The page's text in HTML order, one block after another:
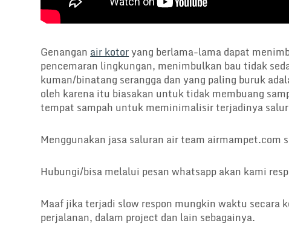
Genangan air kotoryang berlama-lama dapat
pencemaran lingkungan, menimbulkan bau tidak
kuman/binatang serangga dan yang paling buruk
oleh karena itu biasakan untuk tidak membuang
tempat sampah untuk meminimalisir terjadinya
Menggunakan jasa saluran air team airmampet.com
Hubungi/bisa melalui pesan whatsapp akan kami
Maaf jika terjadi slow respon mungkin waktu secara
perjalanan, dalam project dan lain sebagainya.